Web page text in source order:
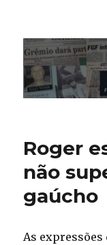
Blog do
Roger
não
gaúcho
As expressões